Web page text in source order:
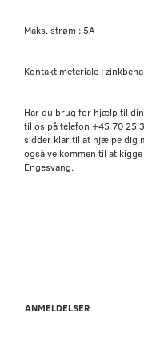
Maks. strøm : 5A
Kontakt meteriale :
Har du brug for hjælp til
til os på telefon +45 70 25
sidder klar til at hjælpe dig
også velkommen til at
Engesvang.
ANMELDELSER